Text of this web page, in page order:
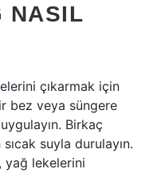
NASIL
çıkarmak için
bez veya süngere
Birkaç
suyla durulayın.
yağ lekelerini